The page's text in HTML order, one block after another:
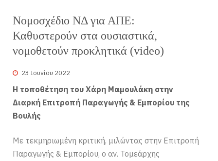
Νομοσχέδιο ΝΔ για ΑΠΕ:
Καθυστερούν στα ουσιαστικά,
νομοθετούν προκλητικά (video)
23 Ιουνίου 2022
Η τοποθέτηση του Χάρη Μαμουλάκη στην
Διαρκή Επιτροπή Παραγωγής & Εμπορίου της
Βουλής
Με τεκμηριωμένη κριτική, μιλώντας στην Επιτροπή
Παραγωγής & Εμπορίου, ο αν. Τομεάρχης